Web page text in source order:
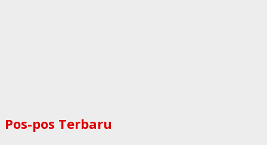
Pos-pos Terbaru